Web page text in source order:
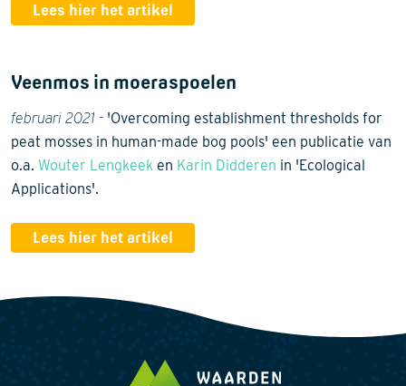
Lees hier het artikel
Veenmos in moeraspoelen
februari 2021 - 'Overcoming establishment thresholds for
peat mosses in human-made bog pools' een publicatie van
o.a. Wouter Lengkeek en Karin Didderen in 'Ecological
Applications'.
Lees hier het artikel